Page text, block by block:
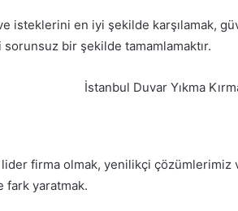
isteklerini en iyi şekilde karşılamak,
sorunsuz bir şekilde tamamlamaktır.
lider firma olmak, yenilikçi
fark yaratmak.